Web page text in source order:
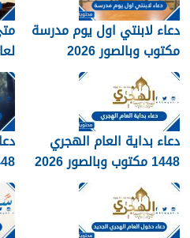
دعاء لابنتي اول يوم مدرسة
مكتوب وبالصور 2026
دعاء بداية العام الهجري
1448 مكتوب وبالصور 2026